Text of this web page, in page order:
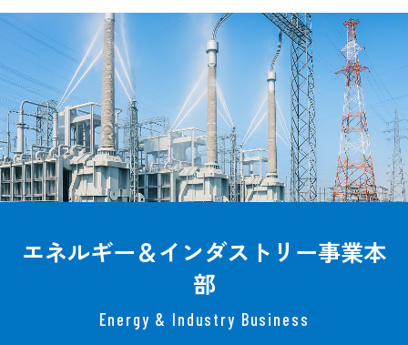
エネルギー＆インダストリー事業本
部
Energy & Industry Business